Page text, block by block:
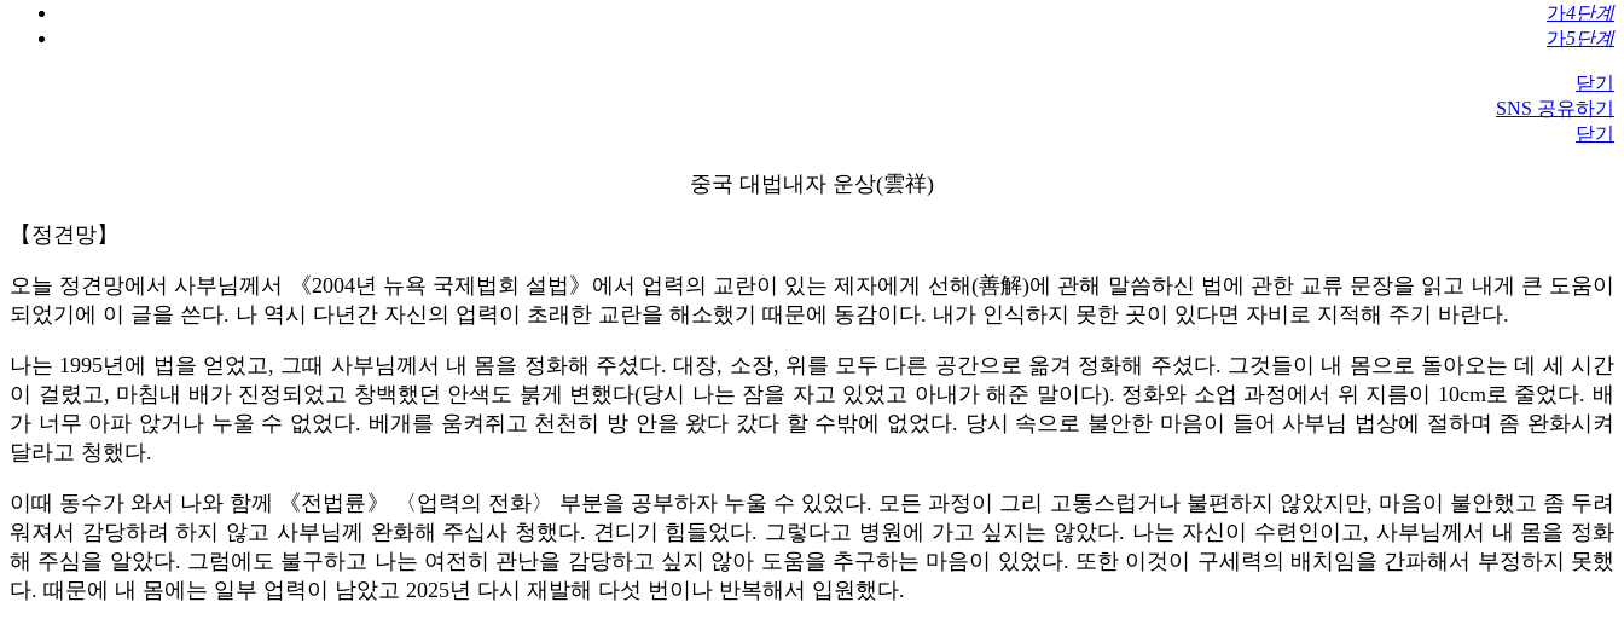
가4단계
가5단계
닫기
SNS 공유하기
닫기
중국 대법내자 운상(雲祥)
【정견망】
오늘 정견망에서 사부님께서 《2004년 뉴욕 국제법회 설법》에서 업력의 교란이 있는 제자에게 선해(善解)에 관해 말씀하신 법에 관한 교류 문장을 읽고 내게 큰 도움이
되었기에 이 글을 쓴다. 나 역시 다년간 자신의 업력이 초래한 교란을 해소했기 때문에 동감이다. 내가 인식하지 못한 곳이 있다면 자비로 지적해 주기 바란다.
나는 1995년에 법을 얻었고, 그때 사부님께서 내 몸을 정화해 주셨다. 대장, 소장, 위를 모두 다른 공간으로 옮겨 정화해 주셨다. 그것들이 내 몸으로 돌아오는 데 세 시간
이 걸렸고, 마침내 배가 진정되었고 창백했던 안색도 붉게 변했다(당시 나는 잠을 자고 있었고 아내가 해준 말이다). 정화와 소업 과정에서 위 지름이 10cm로 줄었다. 배
가 너무 아파 앉거나 누울 수 없었다. 베개를 움켜쥐고 천천히 방 안을 왔다 갔다 할 수밖에 없었다. 당시 속으로 불안한 마음이 들어 사부님 법상에 절하며 좀 완화시켜
달라고 청했다.
이때 동수가 와서 나와 함께 《전법륜》 〈업력의 전화〉 부분을 공부하자 누울 수 있었다. 모든 과정이 그리 고통스럽거나 불편하지 않았지만, 마음이 불안했고 좀 두려
워져서 감당하려 하지 않고 사부님께 완화해 주십사 청했다. 견디기 힘들었다. 그렇다고 병원에 가고 싶지는 않았다. 나는 자신이 수련인이고, 사부님께서 내 몸을 정화
해 주심을 알았다. 그럼에도 불구하고 나는 여전히 관난을 감당하고 싶지 않아 도움을 추구하는 마음이 있었다. 또한 이것이 구세력의 배치임을 간파해서 부정하지 못했
다. 때문에 내 몸에는 일부 업력이 남았고 2025년 다시 재발해 다섯 번이나 반복해서 입원했다.